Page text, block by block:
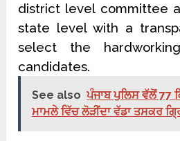
district level committee
state level with a
select the
candidates.
See also ਪੰਜਾਬ ਪੁਲਿਸ ਵੱਲੋਂ 77
ਮਾਮਲੇ ਵਿੱਚ ਲੋੜੀਂਦਾ ਵੱਡਾ ਤਸਕਰ